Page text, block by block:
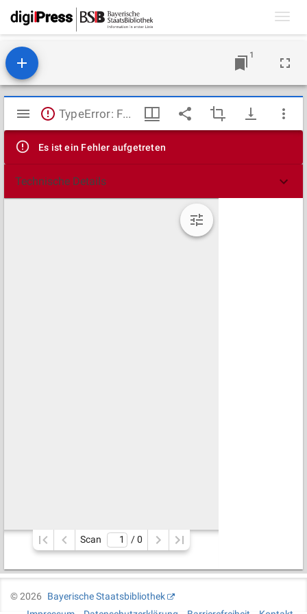
1
Mirador
Viewer
TypeError: Failed to fetch
Es ist ein Fehler aufgetreten
Technische Details
Scan / 0
©2026
Bayerische Staatsbibliothek